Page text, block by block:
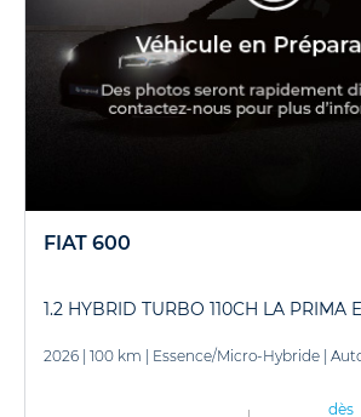
FIAT 600
1.2 HYBRID TURBO 110CH LA PRIMA
2026 100 km Essence/Micro-Hybride
dès